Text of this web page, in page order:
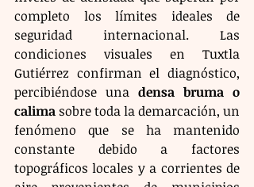
completo los límites ideales de
seguridad internacional. Las
condiciones visuales en Tuxtla
Gutiérrez confirman el diagnóstico,
percibiéndose una densa bruma o
calima sobre toda la demarcación, un
fenómeno que se ha mantenido
constante debido a factores
topográficos locales y a corrientes de